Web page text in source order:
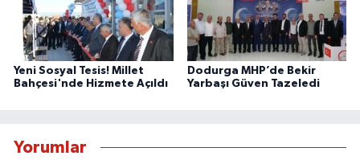
Yeni Sosyal Tesis! Millet
Bahçesi'nde Hizmete Açıldı
Dodurga MHP’de Bekir
Yarbaşı Güven Tazeledi
Yorumlar